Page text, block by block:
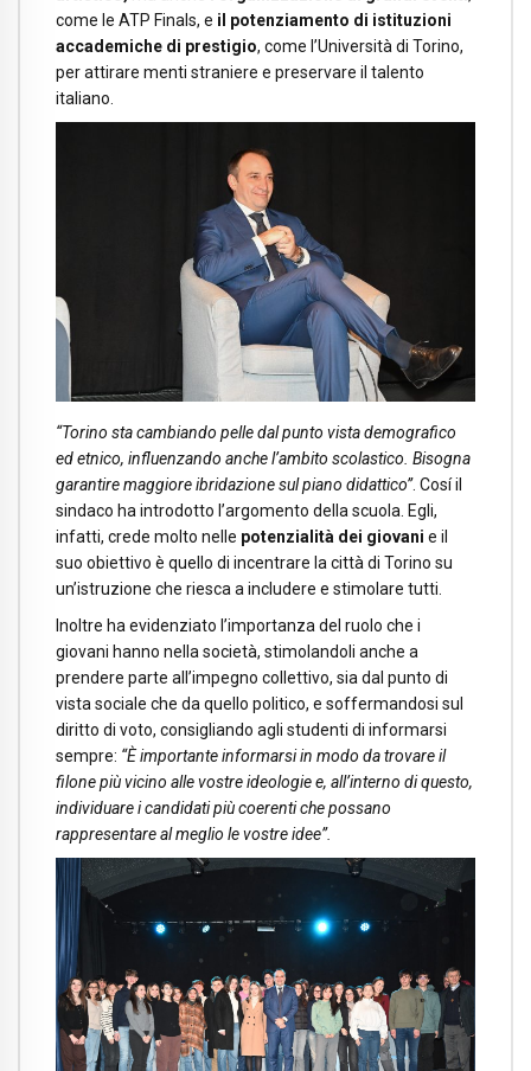
come le ATP Finals, e il potenziamento di istituzioni
accademiche di prestigio, come l’Università di Torino,
per attirare menti straniere e preservare il talento
italiano.
“Torino sta cambiando pelle dal punto vista demografico
ed etnico, influenzando anche l’ambito scolastico. Bisogna
garantire maggiore ibridazione sul piano didattico”. Cosí il
sindaco ha introdotto l’argomento della scuola. Egli,
infatti, crede molto nelle potenzialità dei giovani e il
suo obiettivo è quello di incentrare la città di Torino su
un’istruzione che riesca a includere e stimolare tutti.
Inoltre ha evidenziato l’importanza del ruolo che i
giovani hanno nella società, stimolandoli anche a
prendere parte all’impegno collettivo, sia dal punto di
vista sociale che da quello politico, e soffermandosi sul
diritto di voto, consigliando agli studenti di informarsi
sempre: “È importante informarsi in modo da trovare il
filone più vicino alle vostre ideologie e, all’interno di questo,
individuare i candidati più coerenti che possano
rappresentare al meglio le vostre idee”.